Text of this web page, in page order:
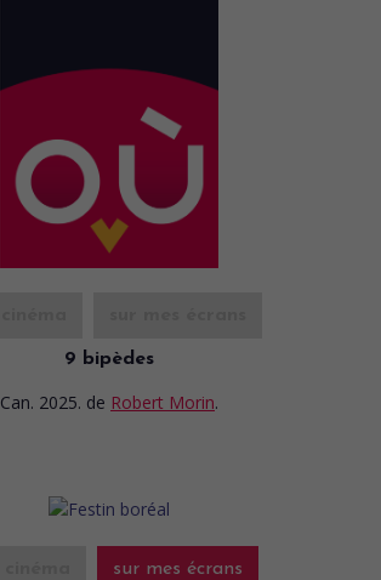
9 bipèdes
Can. 2025. de Robert Morin.
sur mes écrans